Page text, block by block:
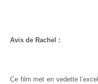
Avis de Rachel :
Ce film met en vedette